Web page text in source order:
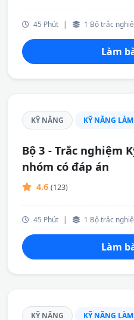
45 Phút | 1 Bộ trắc
Làm
KỸ NĂNG KỸ NĂNG
Bộ 3 - Trắc nghiệm
nhóm có đáp án
4.6 (123)
45 Phút | 1 Bộ trắc
Làm
KỸ NĂNG KỸ NĂNG